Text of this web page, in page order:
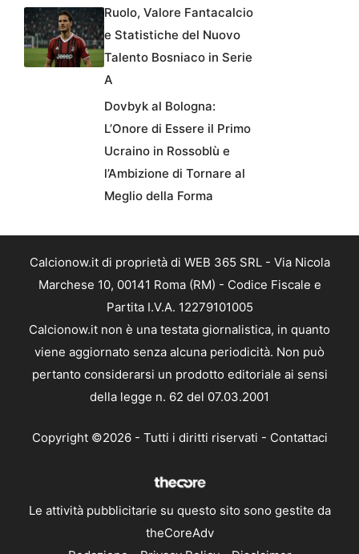
Ruolo, Valore Fantacalcio
e Statistiche del Nuovo
Talento Bosniaco in Serie
A
Dovbyk al Bologna:
L’Onore di Essere il Primo
Ucraino in Rossoblù e
l’Ambizione di Tornare al
Meglio della Forma
Calcionow.it di proprietà di WEB 365 SRL - Via Nicola
Marchese 10, 00141 Roma (RM) - Codice Fiscale e
Partita I.V.A. 12279101005
Calcionow.it non è una testata giornalistica, in quanto
viene aggiornato senza alcuna periodicità. Non può
pertanto considerarsi un prodotto editoriale ai sensi
della legge n. 62 del 07.03.2001
Copyright ©2026 - Tutti i diritti riservati - Contattaci
Le attività pubblicitarie su questo sito sono gestite da
theCoreAdv